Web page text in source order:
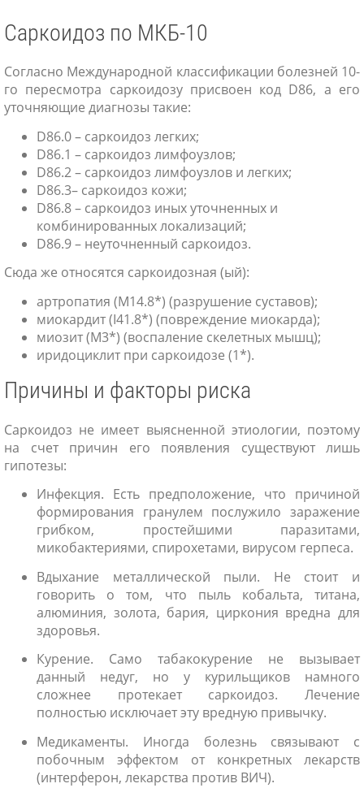
Саркоидоз по МКБ-10
Согласно Международной классификации болезней 10-
го пересмотра саркоидозу присвоен код D86, а его
уточняющие диагнозы такие:
D86.0 – саркоидоз легких;
D86.1 – саркоидоз лимфоузлов;
D86.2 – саркоидоз лимфоузлов и легких;
D86.3– саркоидоз кожи;
D86.8 – саркоидоз иных уточненных и
комбинированных локализаций;
D86.9 – неуточненный саркоидоз.
Сюда же относятся саркоидозная (ый):
артропатия (М14.8*) (разрушение суставов);
миокардит (I41.8*) (повреждение миокарда);
миозит (M3*) (воспаление скелетных мышц);
иридоциклит при саркоидозе (1*).
Причины и факторы риска
Саркоидоз не имеет выясненной этиологии, поэтому
на счет причин его появления существуют лишь
гипотезы:
Инфекция. Есть предположение, что причиной
формирования гранулем послужило заражение
грибком, простейшими паразитами,
микобактериями, спирохетами, вирусом герпеса.
Вдыхание металлической пыли. Не стоит и
говорить о том, что пыль кобальта, титана,
алюминия, золота, бария, циркония вредна для
здоровья.
Курение. Само табакокурение не вызывает
данный недуг, но у курильщиков намного
сложнее протекает саркоидоз. Лечение
полностью исключает эту вредную привычку.
Медикаменты. Иногда болезнь связывают с
побочным эффектом от конкретных лекарств
(интерферон, лекарства против ВИЧ).